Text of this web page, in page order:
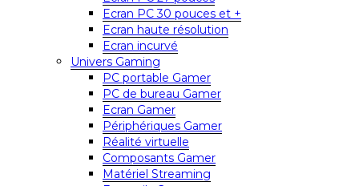
Ecran PC 30 pouces et +
Ecran haute résolution
Ecran incurvé
Univers Gaming
PC portable Gamer
PC de bureau Gamer
Ecran Gamer
Périphériques Gamer
Réalité virtuelle
Composants Gamer
Matériel Streaming